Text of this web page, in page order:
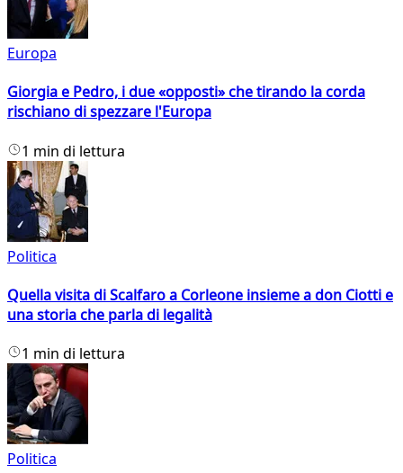
Europa
Giorgia e Pedro, i due «opposti» che tirando la corda
rischiano di spezzare l'Europa
1 min di lettura
Politica
Quella visita di Scalfaro a Corleone insieme a don Ciotti e
una storia che parla di legalità
1 min di lettura
Politica